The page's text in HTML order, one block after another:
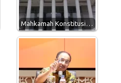
Mahkamah Konstitusi…